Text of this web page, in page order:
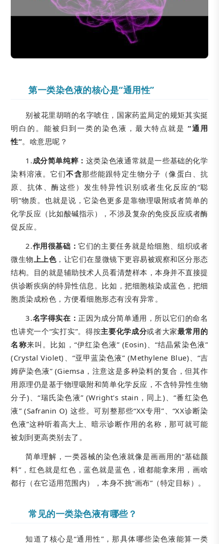
第一类染色液的核心是“通用性”
别被花里胡哨的名字唬住，国家药监局定的规矩其实挺
明白的。能被归到一类的染色液，最大特点就是“通用
性”。啥意思呢？
1.成分简单纯粹： 这类染色液通常就是一些基础的化学
染料溶液。它们不含那些能跟特定生物分子（像蛋白、抗
原、抗体、酶这些）发生特异性识别或者生化反应的“聪
明”物质。也就是说，它染色更多是靠物理吸附或者简单的
化学反应（比如酸碱指示），不涉及复杂的免疫反应或者酶
促反应。
2.作用很基础：它们的主要任务就是给细胞、组织或者
微生物 上上色，让它们在显微镜下更容易被观察和区分形态
结构。目的就是辅助技术人员看清楚样本，本身并不直接提
供诊断疾病的特异性信息。比如，把细胞核染成蓝色，把细
胞质染成粉色，方便看细胞形态有没有异常。
3.名字得实在： 正因为成分简单通用，所以它们的命名
也讲究一个“实打实”。得按主要化学成分或者大家最常用的
名称来叫。比如，“伊红染色液” (Eosin)、“结晶紫染色液”
(Crystal Violet)、“亚甲蓝染色液” (Methylene Blue)、“吉
姆萨染色液” (Giemsa，注意这是多种染料的复合，但其作
用原理仍是基于物理吸附和简单化学反应，不含特异性生物
分子)、“瑞氏染色液” (Wright's stain，同上)、“番红染色
液” (Safranin O) 这些。可别整那些“XX专用”、“XX诊断染
色液”这种听着高大上、暗示诊断作用的名称，那可就可能
被划到更高类别去了。
简单理解，一类器械的染色液就像是画画用的“基础颜
料”，红色就是红色，蓝色就是蓝色，谁都能拿来用，画啥
都行（在它适用范围内），本身不挑“画布”（特定目标）。
常见的一类染色液有哪些？
知道了核心是“通用性”，那具体哪些染色液能算一类